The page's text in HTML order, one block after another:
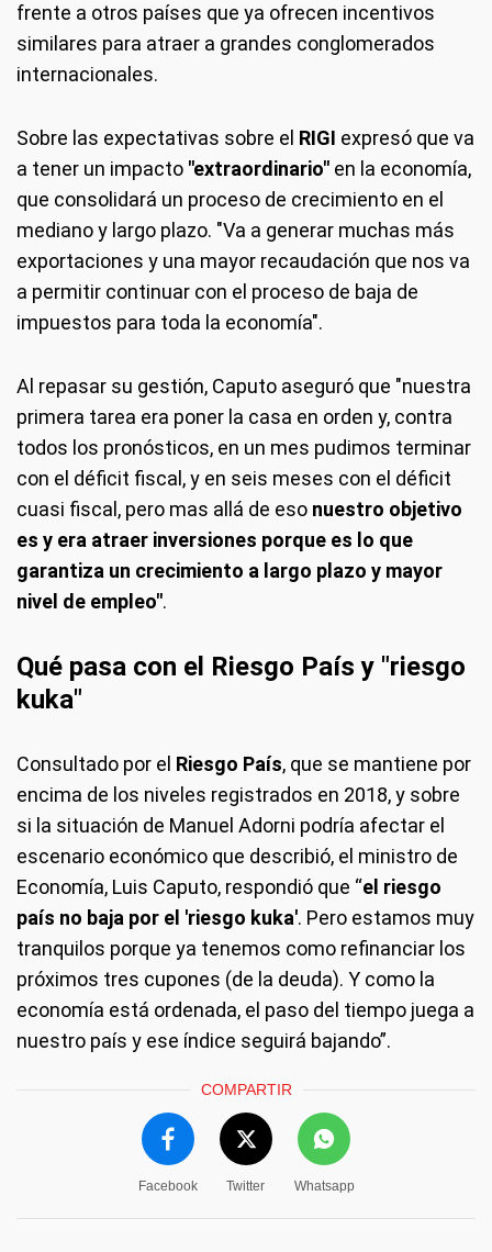
frente a otros países que ya ofrecen incentivos
similares para atraer a grandes conglomerados
internacionales.
Sobre las expectativas sobre el RIGI expresó que va
a tener un impacto "extraordinario" en la economía,
que consolidará un proceso de crecimiento en el
mediano y largo plazo. "Va a generar muchas más
exportaciones y una mayor recaudación que nos va
a permitir continuar con el proceso de baja de
impuestos para toda la economía".
Al repasar su gestión, Caputo aseguró que "nuestra
primera tarea era poner la casa en orden y, contra
todos los pronósticos, en un mes pudimos terminar
con el déficit fiscal, y en seis meses con el déficit
cuasi fiscal, pero mas allá de eso nuestro objetivo
es y era atraer inversiones porque es lo que
garantiza un crecimiento a largo plazo y mayor
nivel de empleo".
Qué pasa con el Riesgo País y "riesgo
kuka"
Consultado por el Riesgo País, que se mantiene por
encima de los niveles registrados en 2018, y sobre
si la situación de Manuel Adorni podría afectar el
escenario económico que describió, el ministro de
Economía, Luis Caputo, respondió que “el riesgo
país no baja por el 'riesgo kuka'. Pero estamos muy
tranquilos porque ya tenemos como refinanciar los
próximos tres cupones (de la deuda). Y como la
economía está ordenada, el paso del tiempo juega a
nuestro país y ese índice seguirá bajando”.
COMPARTIR
Facebook Twitter Whatsapp